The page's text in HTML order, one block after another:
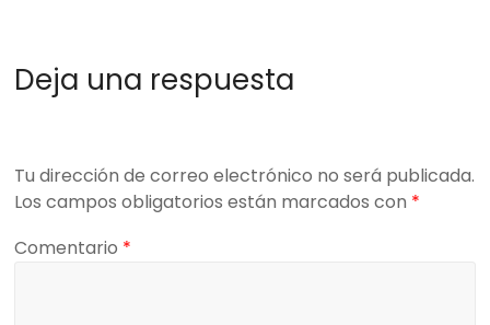
Deja una respuesta
Tu dirección de correo electrónico no será publicada.
Los campos obligatorios están marcados con *
Comentario *